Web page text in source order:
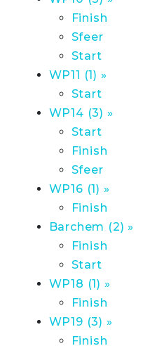
Finish
Sfeer
Start
WP11 (1) »
Start
WP14 (3) »
Start
Finish
Sfeer
WP16 (1) »
Finish
Barchem (2) »
Finish
Start
WP18 (1) »
Finish
WP19 (3) »
Finish